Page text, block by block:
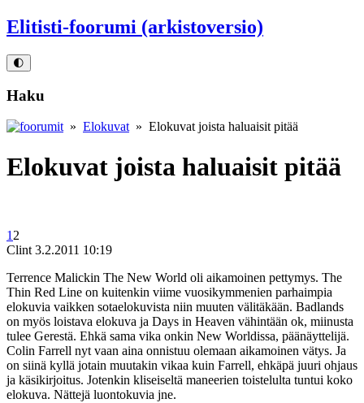
Elitisti-foorumi (arkistoversio)
🌓
Haku
» Elokuvat » Elokuvat joista haluaisit pitää
Elokuvat joista haluaisit pitää
1 2
Clint 3.2.2011 10:19
Terrence Malickin The New World oli aikamoinen pettymys. The
Thin Red Line on kuitenkin viime vuosikymmenien parhaimpia
elokuvia vaikken sotaelokuvista niin muuten välitäkään. Badlands
on myös loistava elokuva ja Days in Heaven vähintään ok, miinusta
tulee Gerestä. Ehkä sama vika onkin New Worldissa, päänäyttelijä.
Colin Farrell nyt vaan aina onnistuu olemaan aikamoinen vätys. Ja
on siinä kyllä jotain muutakin vikaa kuin Farrell, ehkäpä juuri ohjaus
ja käsikirjoitus. Jotenkin kliseiseltä maneerien toistelulta tuntui koko
elokuva. Nättejä luontokuvia jne.